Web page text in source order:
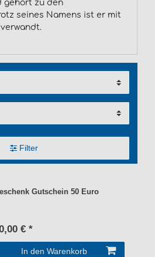
gehört zu den
seines Namens ist er mit
Filter
Gutschein 50 Euro
€ *
In den Warenkorb